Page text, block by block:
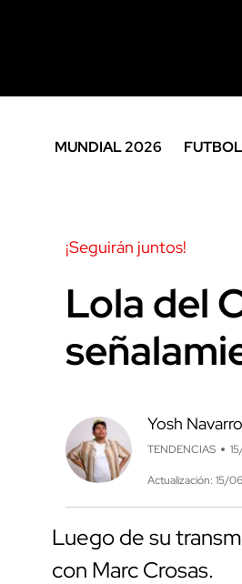
MUNDIAL 2026
¡Seguirán juntos!
Lola del
Yosh Navarro
TENDENCIAS
Actualización: 15/
Luego de su
con Marc Crosas.